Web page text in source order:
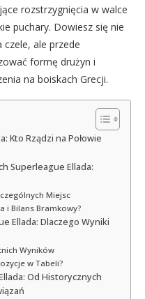
rozstrzygnięcia w walce
puchary. Dowiesz się nie
ale przede
formę drużyn i
na boiskach Grecji.
Kto Rządzi na Połowie
Superleague Ellada:
Miejsc
i Bilans Bramkowy?
Ellada: Dlaczego Wyniki
Wyników
w Tabeli?
Od Historycznych